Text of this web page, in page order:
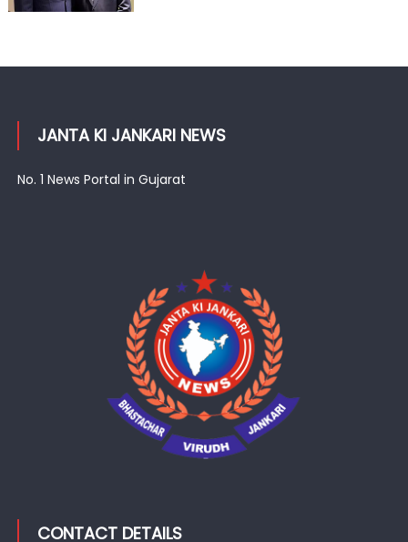
JANTA KI JANKARI NEWS
No. 1 News Portal in Gujarat
CONTACT DETAILS